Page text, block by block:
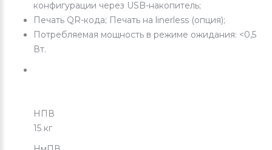
конфигурации через USB-накопитель;
Печать QR-кода; Печать на linerless (опция);
Потребляемая мощность в режиме ожидания: <0,5
Вт.
НПВ
15 кг